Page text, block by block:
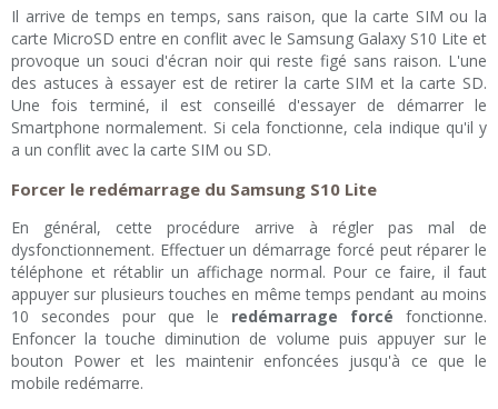
Il arrive de temps en temps, sans raison, que la carte SIM ou la
carte MicroSD entre en conflit avec le Samsung Galaxy S10 Lite et
provoque un souci d'écran noir qui reste figé sans raison. L'une
des astuces à essayer est de retirer la carte SIM et la carte SD.
Une fois terminé, il est conseillé d'essayer de démarrer le
Smartphone normalement. Si cela fonctionne, cela indique qu'il y
a un conflit avec la carte SIM ou SD.
Forcer le redémarrage du Samsung S10 Lite
En général, cette procédure arrive à régler pas mal de
dysfonctionnement. Effectuer un démarrage forcé peut réparer le
téléphone et rétablir un affichage normal. Pour ce faire, il faut
appuyer sur plusieurs touches en même temps pendant au moins
10 secondes pour que le redémarrage forcé fonctionne.
Enfoncer la touche diminution de volume puis appuyer sur le
bouton Power et les maintenir enfoncées jusqu'à ce que le
mobile redémarre.